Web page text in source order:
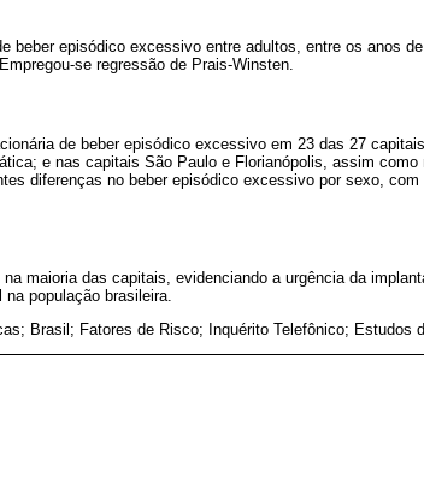
beber episódico excessivo entre adultos, entre os anos
se regressão de Prais-Winsten.
de beber episódico excessivo em 23 das 27
e nas capitais São Paulo e Florianópolis, assim como
diferenças no beber episódico excessivo por sexo, com
maioria das capitais, evidenciando a urgência da
população brasileira.
Brasil; Fatores de Risco; Inquérito Telefônico; Estudos